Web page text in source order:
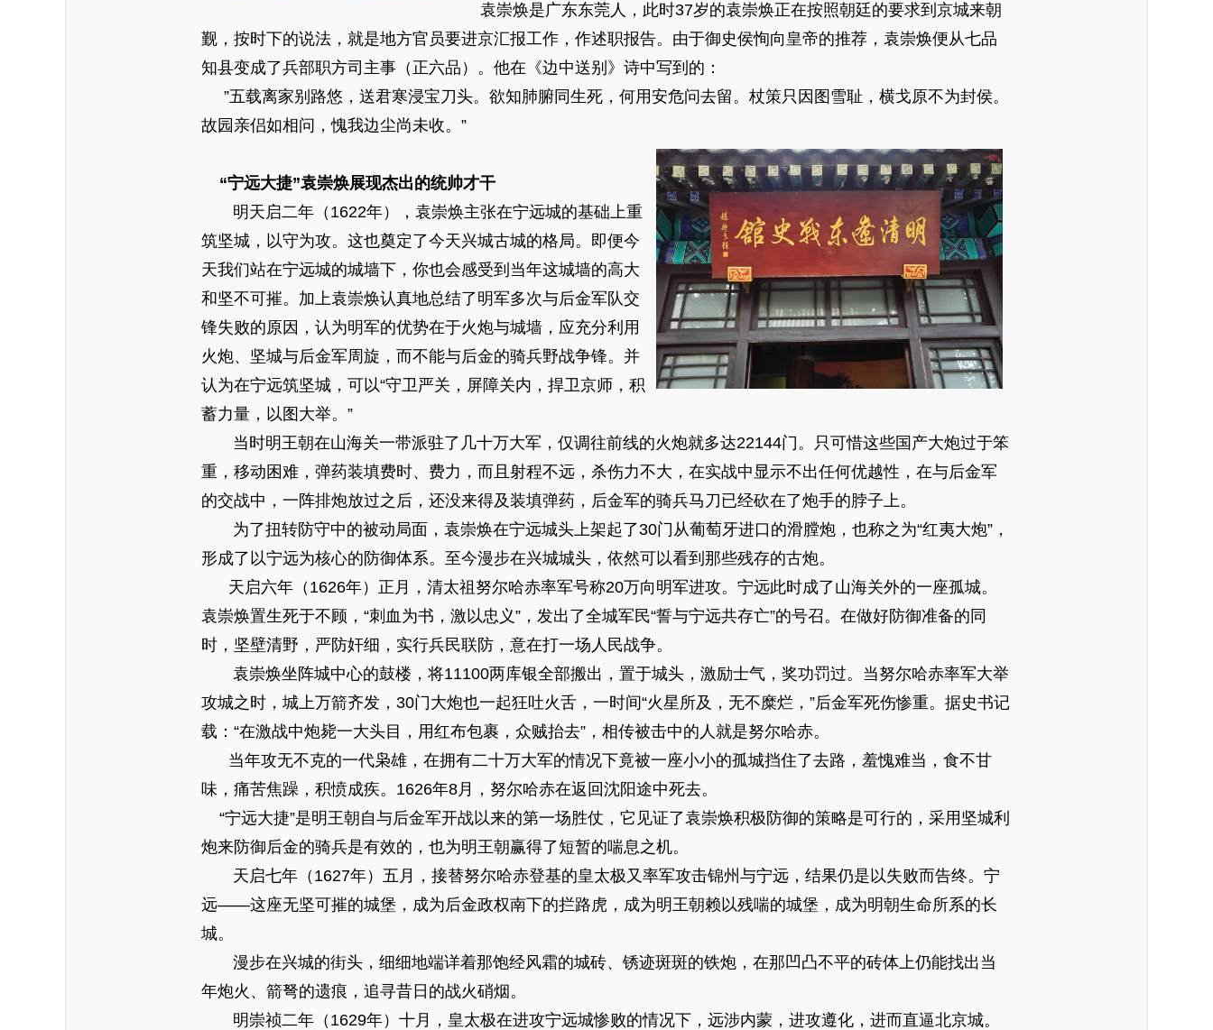
袁崇焕是广东东莞人，此时37岁的袁崇焕正在按照朝廷的要求到京城来朝
觐，按时下的说法，就是地方官员要进京汇报工作，作述职报告。由于御史侯恂向皇帝的推荐，袁崇焕便从七品
知县变成了兵部职方司主事（正六品）。他在《边中送别》诗中写到的：
”五载离家别路悠，送君寒浸宝刀头。欲知肺腑同生死，何用安危问去留。杖策只因图雪耻，横戈原不为封侯。
故园亲侣如相问，愧我边尘尚未收。”
“宁远大捷”袁崇焕展现杰出的统帅才干
明天启二年（1622年），袁崇焕主张在宁远城的基础上重
筑坚城，以守为攻。这也奠定了今天兴城古城的格局。即便今
天我们站在宁远城的城墙下，你也会感受到当年这城墙的高大
和坚不可摧。加上袁崇焕认真地总结了明军多次与后金军队交
锋失败的原因，认为明军的优势在于火炮与城墙，应充分利用
火炮、坚城与后金军周旋，而不能与后金的骑兵野战争锋。并
认为在宁远筑坚城，可以“守卫严关，屏障关内，捍卫京师，积
蓄力量，以图大举。”
当时明王朝在山海关一带派驻了几十万大军，仅调往前线的火炮就多达22144门。只可惜这些国产大炮过于笨
重，移动困难，弹药装填费时、费力，而且射程不远，杀伤力不大，在实战中显示不出任何优越性，在与后金军
的交战中，一阵排炮放过之后，还没来得及装填弹药，后金军的骑兵马刀已经砍在了炮手的脖子上。
为了扭转防守中的被动局面，袁崇焕在宁远城头上架起了30门从葡萄牙进口的滑膛炮，也称之为“红夷大炮”，
形成了以宁远为核心的防御体系。至今漫步在兴城城头，依然可以看到那些残存的古炮。
天启六年（1626年）正月，清太祖努尔哈赤率军号称20万向明军进攻。宁远此时成了山海关外的一座孤城。
袁崇焕置生死于不顾，“刺血为书，激以忠义”，发出了全城军民“誓与宁远共存亡”的号召。在做好防御准备的同
时，坚壁清野，严防奸细，实行兵民联防，意在打一场人民战争。
袁崇焕坐阵城中心的鼓楼，将11100两库银全部搬出，置于城头，激励士气，奖功罚过。当努尔哈赤率军大举
攻城之时，城上万箭齐发，30门大炮也一起狂吐火舌，一时间“火星所及，无不糜烂，”后金军死伤惨重。据史书记
载：“在激战中炮毙一大头目，用红布包裹，众贼抬去”，相传被击中的人就是努尔哈赤。
当年攻无不克的一代枭雄，在拥有二十万大军的情况下竟被一座小小的孤城挡住了去路，羞愧难当，食不甘
味，痛苦焦躁，积愤成疾。1626年8月，努尔哈赤在返回沈阳途中死去。
“宁远大捷”是明王朝自与后金军开战以来的第一场胜仗，它见证了袁崇焕积极防御的策略是可行的，采用坚城利
炮来防御后金的骑兵是有效的，也为明王朝赢得了短暂的喘息之机。
天启七年（1627年）五月，接替努尔哈赤登基的皇太极又率军攻击锦州与宁远，结果仍是以失败而告终。宁
远——这座无坚可摧的城堡，成为后金政权南下的拦路虎，成为明王朝赖以残喘的城堡，成为明朝生命所系的长
城。
漫步在兴城的街头，细细地端详着那饱经风霜的城砖、锈迹斑斑的铁炮，在那凹凸不平的砖体上仍能找出当
年炮火、箭弩的遗痕，追寻昔日的战火硝烟。
明崇祯二年（1629年）十月，皇太极在进攻宁远城惨败的情况下，远涉内蒙，进攻遵化，进而直逼北京城。